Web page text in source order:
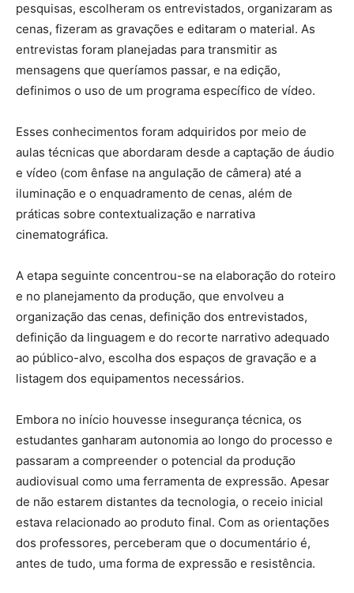
pesquisas, escolheram os entrevistados, organizaram as
cenas, fizeram as gravações e editaram o material. As
entrevistas foram planejadas para transmitir as
mensagens que queríamos passar, e na edição,
definimos o uso de um programa específico de vídeo.
Esses conhecimentos foram adquiridos por meio de
aulas técnicas que abordaram desde a captação de áudio
e vídeo (com ênfase na angulação de câmera) até a
iluminação e o enquadramento de cenas, além de
práticas sobre contextualização e narrativa
cinematográfica.
A etapa seguinte concentrou-se na elaboração do roteiro
e no planejamento da produção, que envolveu a
organização das cenas, definição dos entrevistados,
definição da linguagem e do recorte narrativo adequado
ao público-alvo, escolha dos espaços de gravação e a
listagem dos equipamentos necessários.
Embora no início houvesse insegurança técnica, os
estudantes ganharam autonomia ao longo do processo e
passaram a compreender o potencial da produção
audiovisual como uma ferramenta de expressão. Apesar
de não estarem distantes da tecnologia, o receio inicial
estava relacionado ao produto final. Com as orientações
dos professores, perceberam que o documentário é,
antes de tudo, uma forma de expressão e resistência.